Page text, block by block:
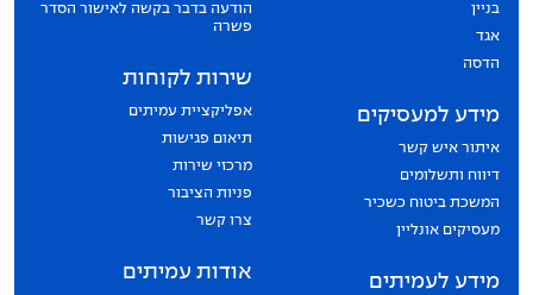
בניין
אגד
הדסה
מידע למעסיקים
איתור איש קשר
דיווח ותשלומים
המשכת ביטוח כשכיר
מעסיקים אונליין
מידע לעמיתים
הודעה בדבר בקשה לאישור הסדר
פשרה
שירות לקוחות
אפליקציית עמיתים
תיאום פגישות
מרכזי שירות
פניות הציבור
צרו קשר
אודות עמיתים